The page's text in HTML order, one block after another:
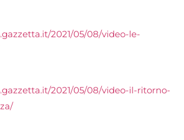
2021/05/08/video-le-
2021/05/08/video-il-ritorno-